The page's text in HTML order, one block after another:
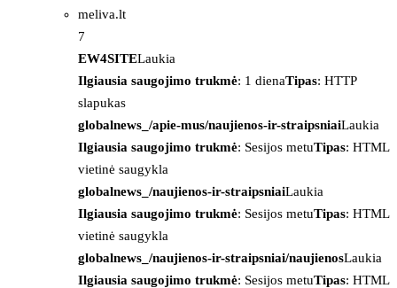
meliva.lt
7
EW4SITELaukia
Ilgiausia saugojimo trukmė: 1 dienaTipas: HTTP
slapukas
globalnews_/apie-mus/naujienos-ir-straipsniaiLaukia
Ilgiausia saugojimo trukmė: Sesijos metuTipas: HTML
vietinė saugykla
globalnews_/naujienos-ir-straipsniaiLaukia
Ilgiausia saugojimo trukmė: Sesijos metuTipas: HTML
vietinė saugykla
globalnews_/naujienos-ir-straipsniai/naujienosLaukia
Ilgiausia saugojimo trukmė: Sesijos metuTipas: HTML